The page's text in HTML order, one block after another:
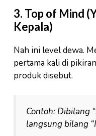
3. Top of Mind
Kepala)
Nah ini level dewa.
pertama kali di
produk disebut.
Contoh: Dibilang
langsung bilang